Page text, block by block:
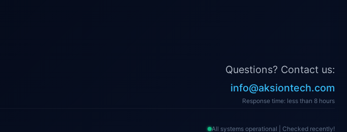
Questions? Contact us:
info@aksiontech.com
Response time: less than 8 hours
All systems operational | Checked recently!